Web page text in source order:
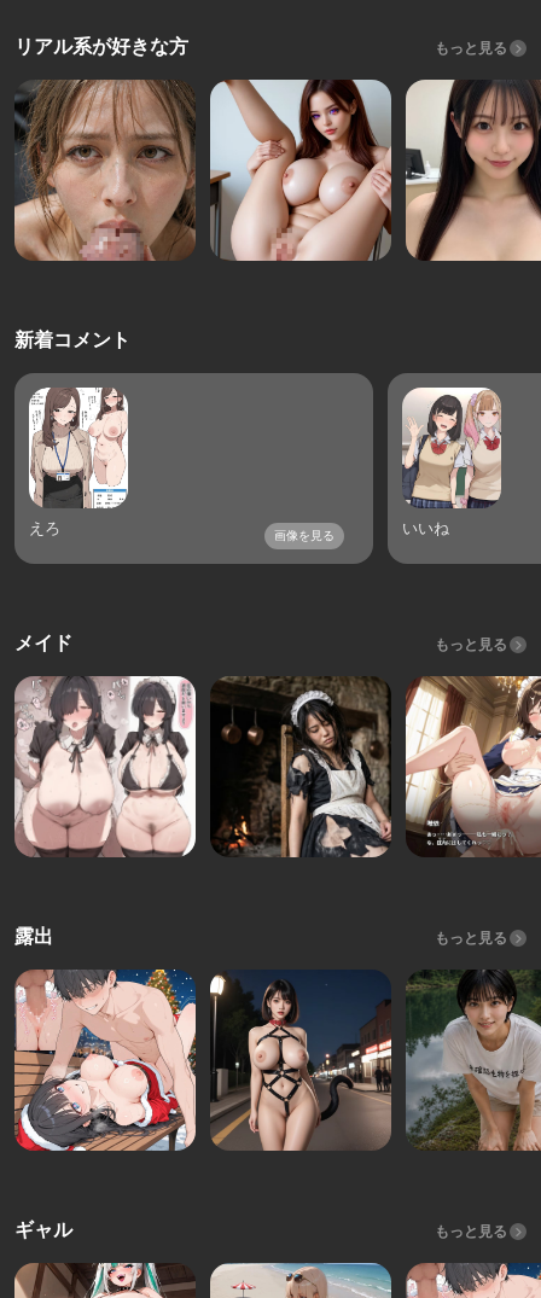
リアル系が好きな方 もっと見る
新着コメント
えろ 画像を見る いいね
メイド もっと見る
露出 もっと見る
ギャル もっと見る